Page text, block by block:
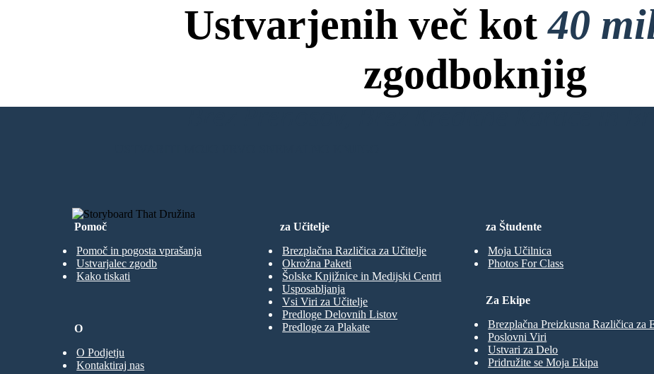
Ustvarjenih več kot40
zgodboknjig
Brez Prenosov, Brez Kreditne Kartice in
Pomoč
Pomoč in pogosta vprašanja
Ustvarjalec zgodb
Kako tiskati
za Študente
Moja Učilnica
Photos For Class
za Učitelje
Brezplačna Različica za Učitelje
Okrožna Paketi
Šolske Knjižnice in Medijski Centri
Usposabljanja
Vsi Viri za Učitelje
Predloge Delovnih Listov
Predloge za Plakate
Za Ekipe
Brezplačna Preizkusna Različica za
Poslovni Viri
Ustvari za Delo
Pridružite se Moja Ekipa
O
O Podjetju
Kontaktiraj nas